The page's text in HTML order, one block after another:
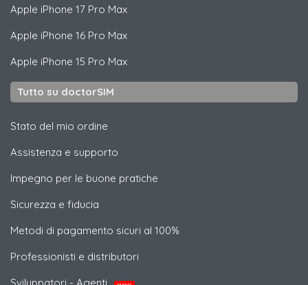
Apple iPhone 17 Pro Max
Apple iPhone 16 Pro Max
Apple iPhone 15 Pro Max
Tutto su doctorSIM
Stato del mio ordine
Assistenza e supporto
Impegno per le buone pratiche
Sicurezza e fiducia
Metodi di pagamento sicuri al 100%
Professionisti e distributori
Sviluppatori - Agenti